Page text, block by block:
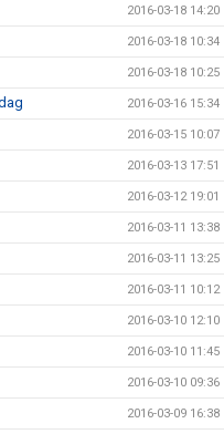
2016-03-18 14:20
2016-03-18 10:34
2016-03-18 10:25
2016-03-16 15:34
2016-03-15 10:07
2016-03-13 17:51
2016-03-12 19:01
2016-03-11 13:38
2016-03-11 13:25
2016-03-11 10:12
2016-03-10 12:10
2016-03-10 11:45
2016-03-10 09:36
2016-03-09 16:38